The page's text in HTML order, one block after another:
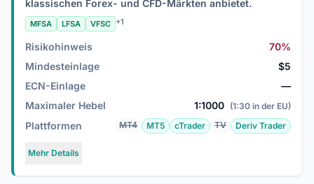
klassischen Forex- und CFD-Märkten anbietet.
MFSA LFSA VFSC +1
Risikohinweis
70%
Mindesteinlage
$5
ECN-Einlage
—
Maximaler Hebel
1:1000 (1:30 in der EU)
Plattformen MT4 MT5 cTrader TV Deriv Trader
Mehr Details